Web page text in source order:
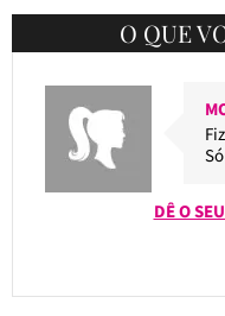
O QUE
DÊ O